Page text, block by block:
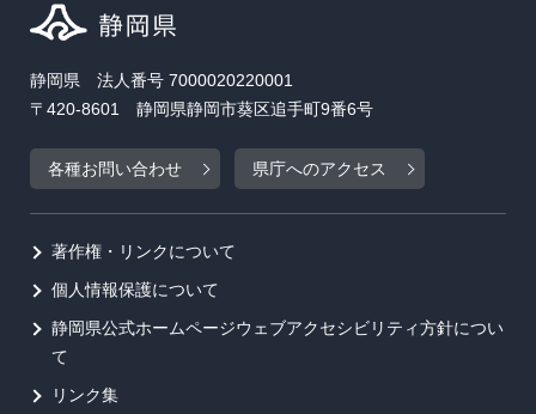
静岡県 法人番号 7000020220001
〒420-8601 静岡県静岡市葵区追手町9番6号
各種お問い合わせ 県庁へのアクセス
著作権・リンクについて
個人情報保護について
静岡県公式ホームページウェブアクセシビリティ方針につい
て
リンク集